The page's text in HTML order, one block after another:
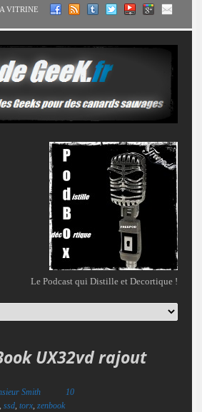
VITRINE
Le Podcast qui Distille et Decortique !
UX32vd rajout
Smith
10
, ssd, torx, zenbook